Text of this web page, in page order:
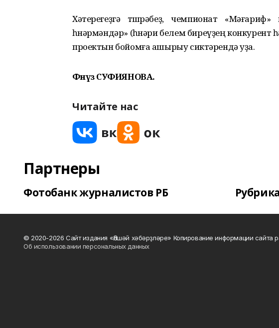
Хәтерегеҙгә төшөрәбеҙ, чемпионат
һөнәрмәндәр» (һөнәри белем биреүҙең
проектын бойомға ашырыу сиктәрендә уҙа.
ФәнүзәСУФИЯНОВА.
Читайте нас
Партнеры
Фотобанк журналистов РБ
© 2020-2026 Сайт издания «Әлшәй хәбәрҙләре» Копирование информации сайта
Об использовании персональных данных